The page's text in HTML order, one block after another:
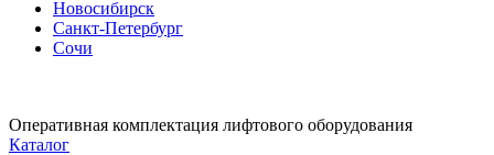
Новосибирск
Санкт-Петербург
Сочи
Оперативная комплектация лифтового оборудования
Каталог